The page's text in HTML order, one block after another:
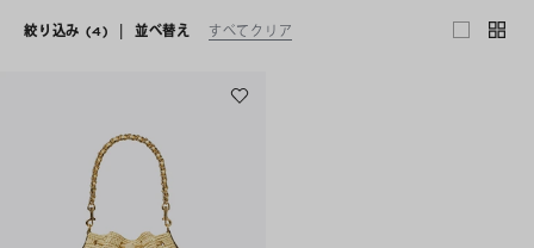
絞り込み (4) | 並べ替え すべてクリア